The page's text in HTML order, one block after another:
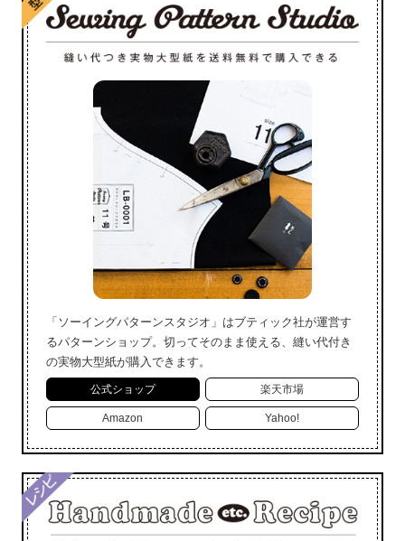
「ソーイングパターンスタジオ」はブティック社が運営す
るパターンショップ。切ってそのまま使える、縫い代付き
の実物大型紙が購入できます。
公式ショップ 楽天市場
Amazon Yahoo!